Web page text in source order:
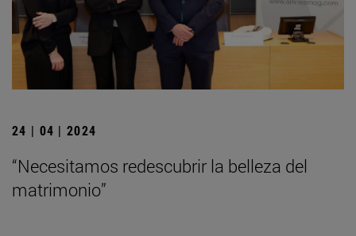
24 | 04 | 2024
“Necesitamos redescubrir la belleza del
matrimonio”